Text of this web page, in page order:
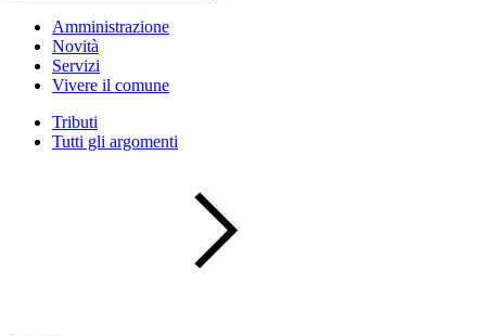
Amministrazione
Novità
Servizi
Vivere il comune
Tributi
Tutti gli argomenti